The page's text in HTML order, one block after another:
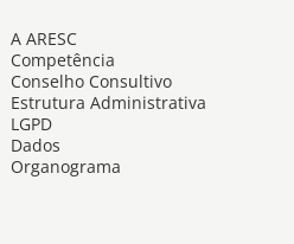
A ARESC
Competência
Conselho Consultivo
Estrutura Administrativa
LGPD
Dados
Organograma